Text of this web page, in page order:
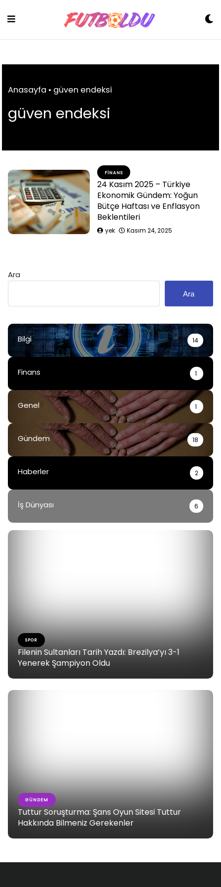
Anasayfa • güven endeksi
güven endeksi
FINANS
24 Kasım 2025 – Türkiye
Ekonomik Gündem: Yoğun
Bütçe Haftası ve Enflasyon
Beklentileri
yek Kasım 24, 2025
Ara
Ara
Bilgi 14
Finans 1
Genel 1
Gündem 18
Haberler 2
İş Dünyası 6
SPOR
Filenin Sultanları Tarih Yazdı: Brezilya’yı 3-1
Yenerek Şampiyon Oldu
GÜNDEM
Tuttur Soruşturma: Şans Oyun Sitesi Tuttur
Hakkında Bilmeniz Gerekenler